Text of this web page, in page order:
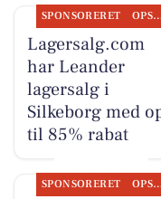
SPONSORERET
Lagersalg.com
har Leander
lagersalg i
Silkeborg med
til 85% rabat
SPONSORERET